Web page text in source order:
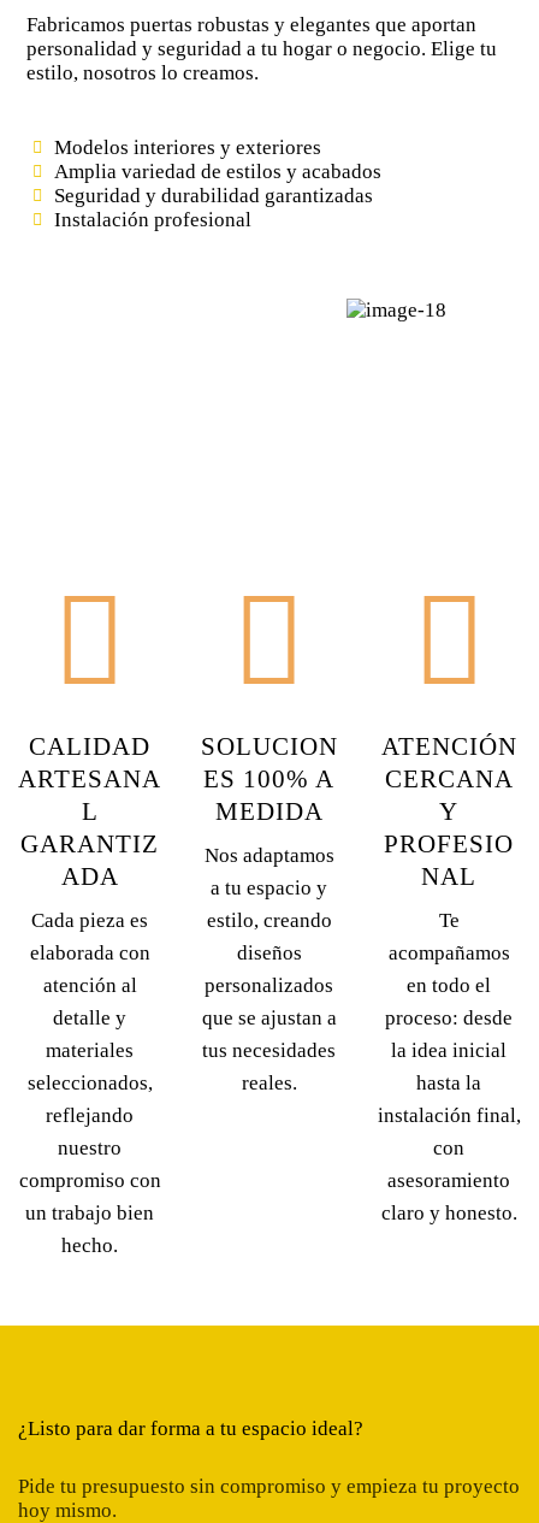
Fabricamos puertas robustas y elegantes que aportan
personalidad y seguridad a tu hogar o negocio. Elige tu
estilo, nosotros lo creamos.
Modelos interiores y exteriores
Amplia variedad de estilos y acabados
Seguridad y durabilidad garantizadas
Instalación profesional
CALIDAD
ARTESANA
L
GARANTIZ
ADA
Cada pieza es
elaborada con
atención al
detalle y
materiales
seleccionados,
reflejando
nuestro
compromiso con
un trabajo bien
hecho.
SOLUCION
ES 100% A
MEDIDA
Nos adaptamos
a tu espacio y
estilo, creando
diseños
personalizados
que se ajustan a
tus necesidades
reales.
ATENCIÓN
CERCANA
Y
PROFESIO
NAL
Te
acompañamos
en todo el
proceso: desde
la idea inicial
hasta la
instalación final,
con
asesoramiento
claro y honesto.
¿Listo para dar forma a tu espacio ideal?
Pide tu presupuesto sin compromiso y empieza tu proyecto
hoy mismo.